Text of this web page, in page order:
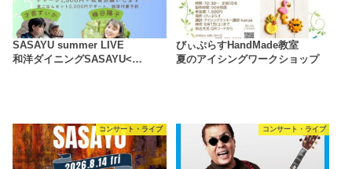
SASAYU summer LIVE
和洋ダイニングSASAYU<…
びぃぷらすHandMade教室
夏のアイシングワークショップ
コンサート・ライブ コンサート・ライブ